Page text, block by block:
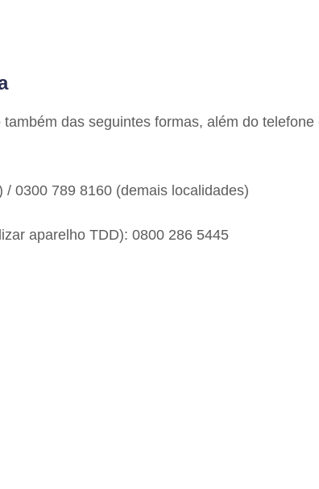
das seguintes formas, além do telefone
0300 789 8160 (demais localidades)
aparelho TDD): 0800 286 5445